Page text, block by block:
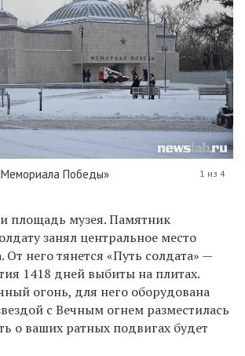
Победы» 1 из 4
площадь музея. Памятник
занял центральное место
От него тянется «Путь солдата» —
1418 дней выбиты на плитах.
огонь, для него оборудована
с Вечным огнем разместилась
о ваших ратных подвигах будет